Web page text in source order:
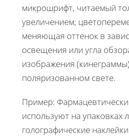
микрошрифт, читаемый
увеличением;
меняющая оттенок в
освещения или угла
изображения
поляризованном свете.
Пример:
используют на упаковках
голографические